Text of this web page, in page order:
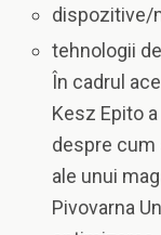
dispozitive/
tehnologii
În cadrul
Kesz Epito
despre cum
ale unui
Pivovarna